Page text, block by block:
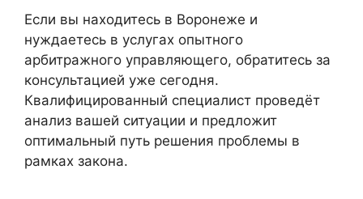
Если вы находитесь в Воронеже и
нуждаетесь в услугах опытного
арбитражного управляющего, обратитесь за
консультацией уже сегодня.
Квалифицированный специалист проведёт
анализ вашей ситуации и предложит
оптимальный путь решения проблемы в
рамках закона.